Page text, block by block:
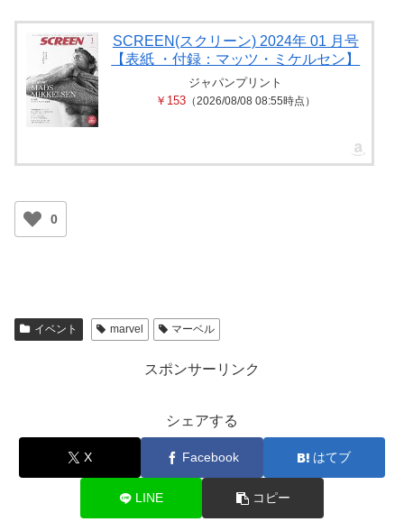
SCREEN(スクリーン) 2024年 01 月号
【表紙 ・付録：マッツ・ミケルセン】
ジャパンプリント
￥153 （2026/08/08 08:55時点）
0
イベント marvel マーベル
スポンサーリンク
シェアする
X Facebook はてブ
LINE コピー